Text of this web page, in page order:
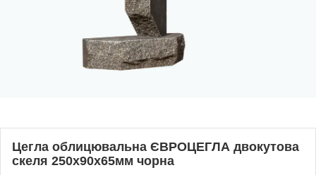
Цегла облицювальна ЄВРОЦЕГЛА двокутова
скеля 250х90х65мм чорна